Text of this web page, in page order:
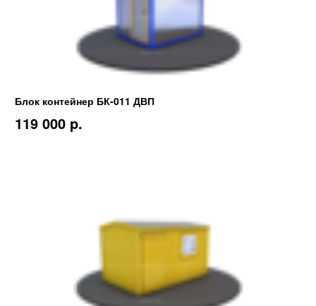
Блок контейнер БК-011 ДВП
119 000 p.